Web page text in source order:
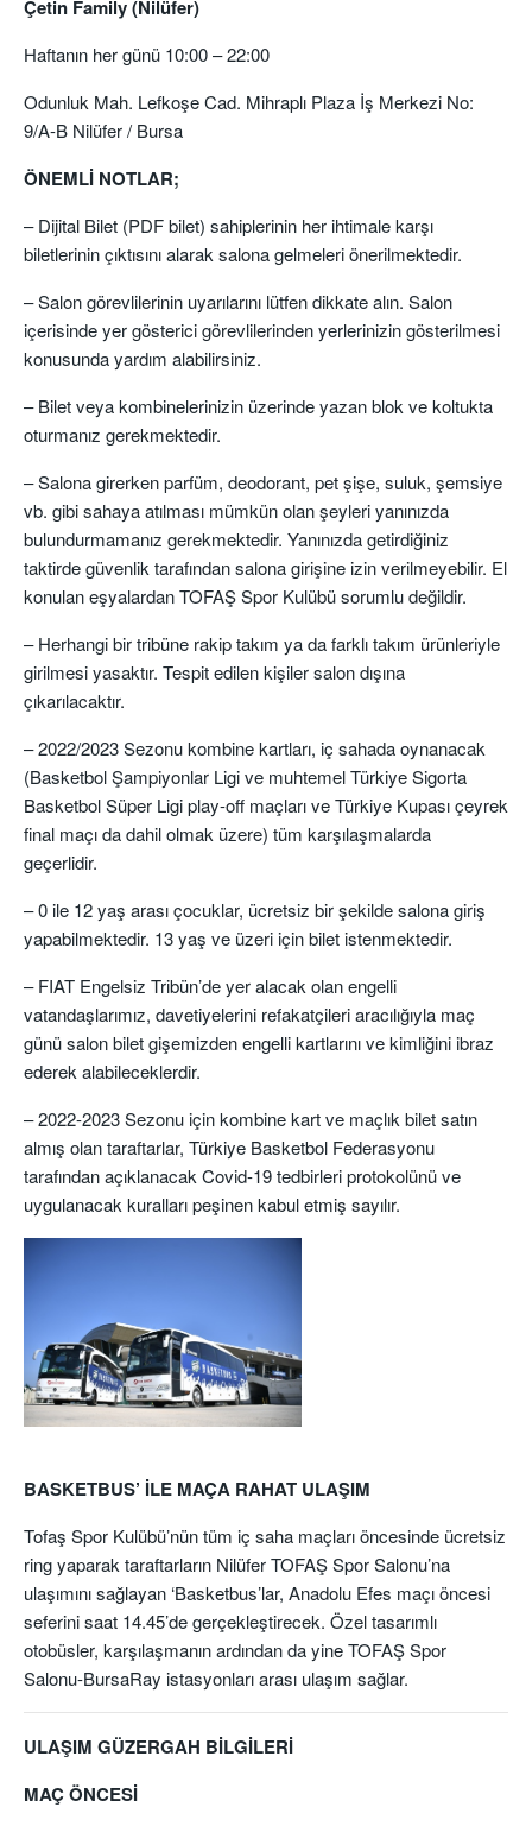
Çetin Family (Nilüfer)
Haftanın her günü 10:00 – 22:00
Odunluk Mah. Lefkoşe Cad. Mihraplı Plaza İş Merkezi No:
9/A-B Nilüfer / Bursa
ÖNEMLİ NOTLAR;
– Dijital Bilet (PDF bilet) sahiplerinin her ihtimale karşı
biletlerinin çıktısını alarak salona gelmeleri önerilmektedir.
– Salon görevlilerinin uyarılarını lütfen dikkate alın. Salon
içerisinde yer gösterici görevlilerinden yerlerinizin gösterilmesi
konusunda yardım alabilirsiniz.
– Bilet veya kombinelerinizin üzerinde yazan blok ve koltukta
oturmanız gerekmektedir.
– Salona girerken parfüm, deodorant, pet şişe, suluk, şemsiye
vb. gibi sahaya atılması mümkün olan şeyleri yanınızda
bulundurmamanız gerekmektedir. Yanınızda getirdiğiniz
taktirde güvenlik tarafından salona girişine izin verilmeyebilir. El
konulan eşyalardan TOFAŞ Spor Kulübü sorumlu değildir.
– Herhangi bir tribüne rakip takım ya da farklı takım ürünleriyle
girilmesi yasaktır. Tespit edilen kişiler salon dışına
çıkarılacaktır.
– 2022/2023 Sezonu kombine kartları, iç sahada oynanacak
(Basketbol Şampiyonlar Ligi ve muhtemel Türkiye Sigorta
Basketbol Süper Ligi play-off maçları ve Türkiye Kupası çeyrek
final maçı da dahil olmak üzere) tüm karşılaşmalarda
geçerlidir.
– 0 ile 12 yaş arası çocuklar, ücretsiz bir şekilde salona giriş
yapabilmektedir. 13 yaş ve üzeri için bilet istenmektedir.
– FIAT Engelsiz Tribün’de yer alacak olan engelli
vatandaşlarımız, davetiyelerini refakatçileri aracılığıyla maç
günü salon bilet gişemizden engelli kartlarını ve kimliğini ibraz
ederek alabileceklerdir.
– 2022-2023 Sezonu için kombine kart ve maçlık bilet satın
almış olan taraftarlar, Türkiye Basketbol Federasyonu
tarafından açıklanacak Covid-19 tedbirleri protokolünü ve
uygulanacak kuralları peşinen kabul etmiş sayılır.
BASKETBUS’ İLE MAÇA RAHAT ULAŞIM
Tofaş Spor Kulübü’nün tüm iç saha maçları öncesinde ücretsiz
ring yaparak taraftarların Nilüfer TOFAŞ Spor Salonu’na
ulaşımını sağlayan ‘Basketbus’lar, Anadolu Efes maçı öncesi
seferini saat 14.45’de gerçekleştirecek. Özel tasarımlı
otobüsler, karşılaşmanın ardından da yine TOFAŞ Spor
Salonu-BursaRay istasyonları arası ulaşım sağlar.
ULAŞIM GÜZERGAH BİLGİLERİ
MAÇ ÖNCESİ